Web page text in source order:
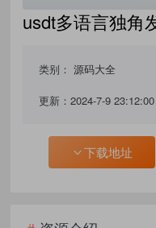
usdt多语言独角
类别：源码大全
更新：2024-7-9 23:12:00
下载地址